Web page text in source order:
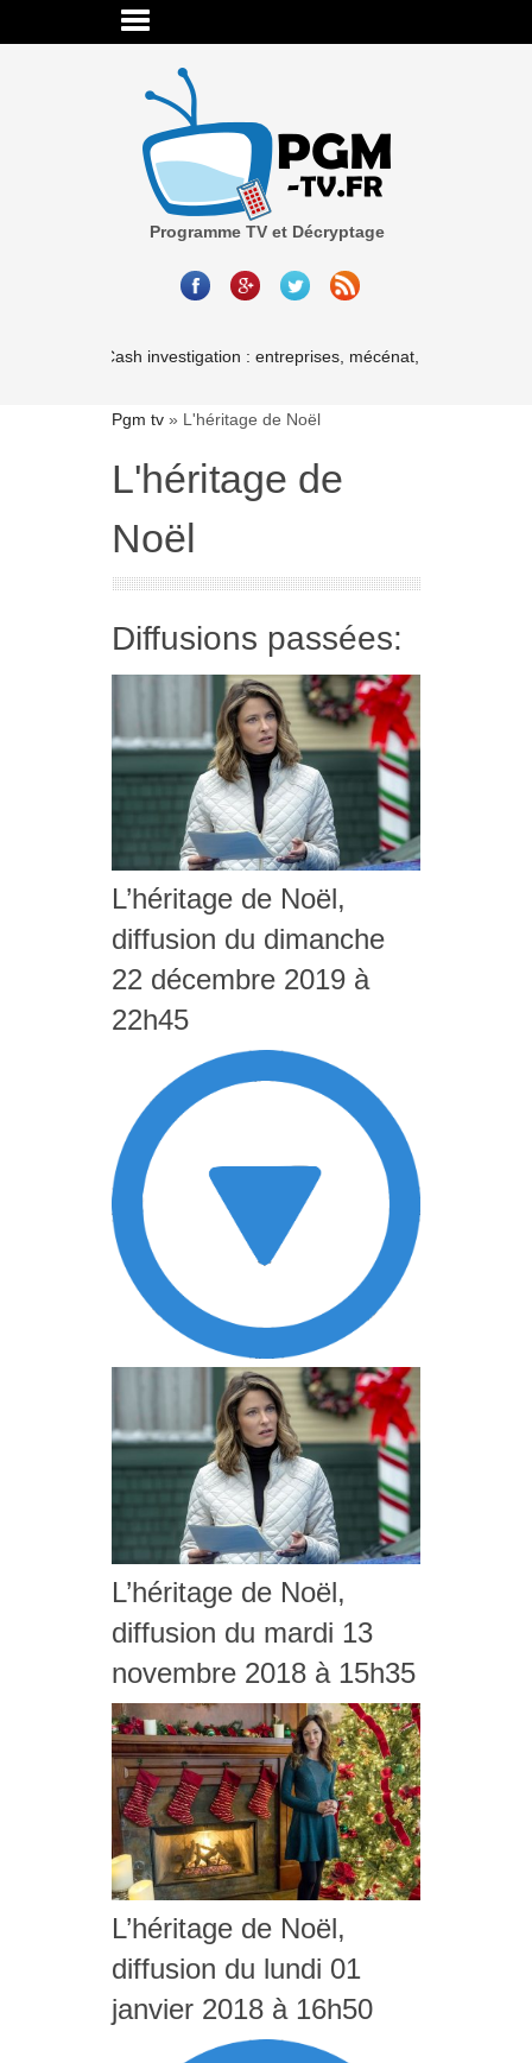
Programme TV et Décryptage
Cash investigation : entreprises, mécénat, associations-
Pgm tv » L'héritage de Noël
L'héritage de
Noël
Diffusions passées:
L’héritage de Noël,
diffusion du dimanche
22 décembre 2019 à
22h45
L’héritage de Noël,
diffusion du mardi 13
novembre 2018 à 15h35
L’héritage de Noël,
diffusion du lundi 01
janvier 2018 à 16h50